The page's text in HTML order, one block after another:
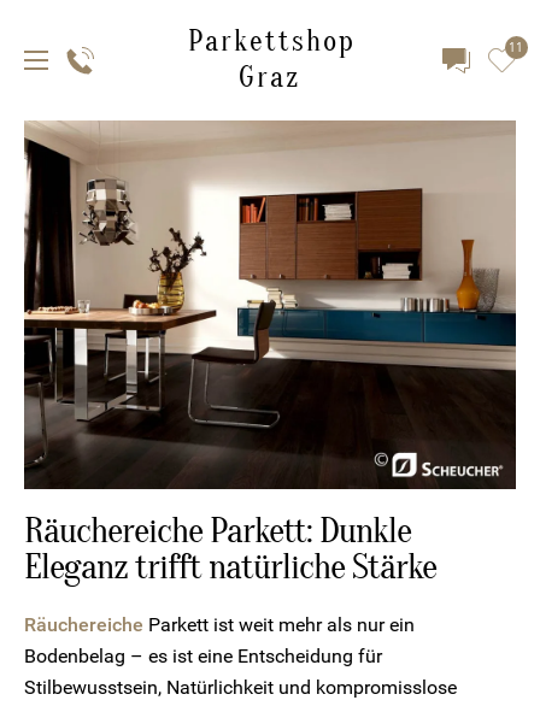
Parkettshop
Graz
11
Räuchereiche Parkett: Dunkle
Eleganz trifft natürliche Stärke
Räuchereiche Parkett ist weit mehr als nur ein
Bodenbelag – es ist eine Entscheidung für
Stilbewusstsein, Natürlichkeit und kompromisslose